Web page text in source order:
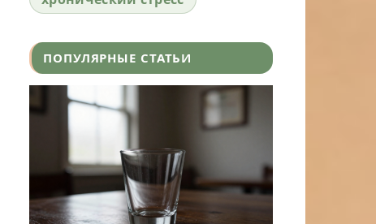
ПОПУЛЯРНЫЕ СТАТЬИ